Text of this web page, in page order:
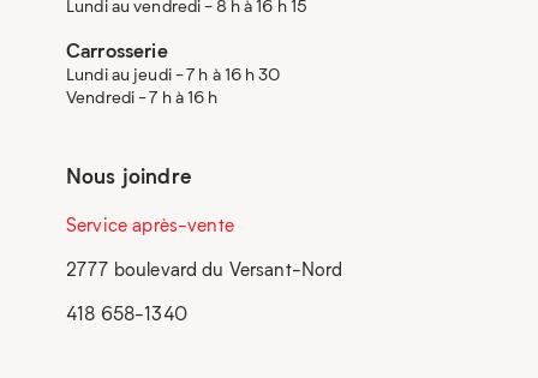
Lundi au vendredi - 8 h à 16 h 15
Carrosserie
Lundi au jeudi - 7 h à 16 h 30
Vendredi - 7 h à 16 h
Nous joindre
Service après-vente
2777 boulevard du Versant-Nord
418 658-1340